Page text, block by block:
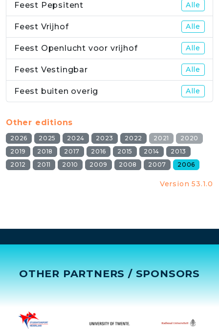
Feest Pepsitent Alle
Feest Vrijhof Alle
Feest Openlucht voor vrijhof Alle
Feest Vestingbar Alle
Feest buiten overig Alle
Other editions
2026 2025 2024 2023 2022 2021
2020
2019
2018 2017 2016 2015 2014
2013
2012
2011 2010 2009 2008 2007 2006
Version 53.1.0
OTHER PARTNERS / SPONSORS